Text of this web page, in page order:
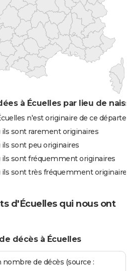
à Écuelles par lieu de
n'est originaire de ce
sont rarement originaires
sont peu originaires
sont fréquemment originaires
sont très fréquemment originaires
d'Écuelles qui nous ont
décès à Écuelles
de décès (source :